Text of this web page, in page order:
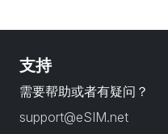
支持
需要帮助或者有疑问？
support@eSIM.net